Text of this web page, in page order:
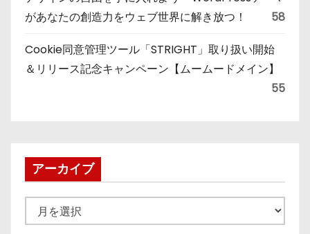
があなたの創造力をウェブ世界に解き放つ！
58
Cookie同意管理ツール「STRIGHT」取り扱い開始
＆リリース記念キャンペーン【ムームードメイン】
55
アーカイブ
ー